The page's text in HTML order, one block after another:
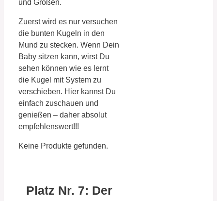
und Größen.
Zuerst wird es nur versuchen
die bunten Kugeln in den
Mund zu stecken. Wenn Dein
Baby sitzen kann, wirst Du
sehen können wie es lernt
die Kugel mit System zu
verschieben. Hier kannst Du
einfach zuschauen und
genießen – daher absolut
empfehlenswert!!!
Keine Produkte gefunden.
Platz Nr. 7: Der